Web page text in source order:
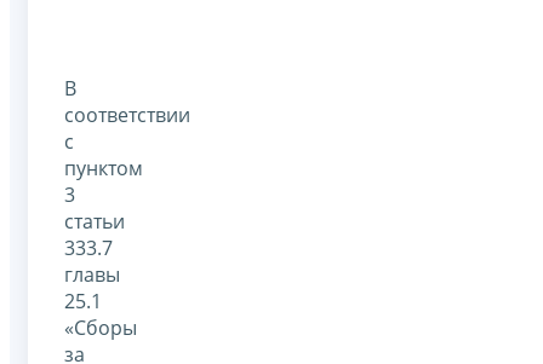
В
соответствии
с
пунктом
3
статьи
333.7
главы
25.1
«Сборы
за